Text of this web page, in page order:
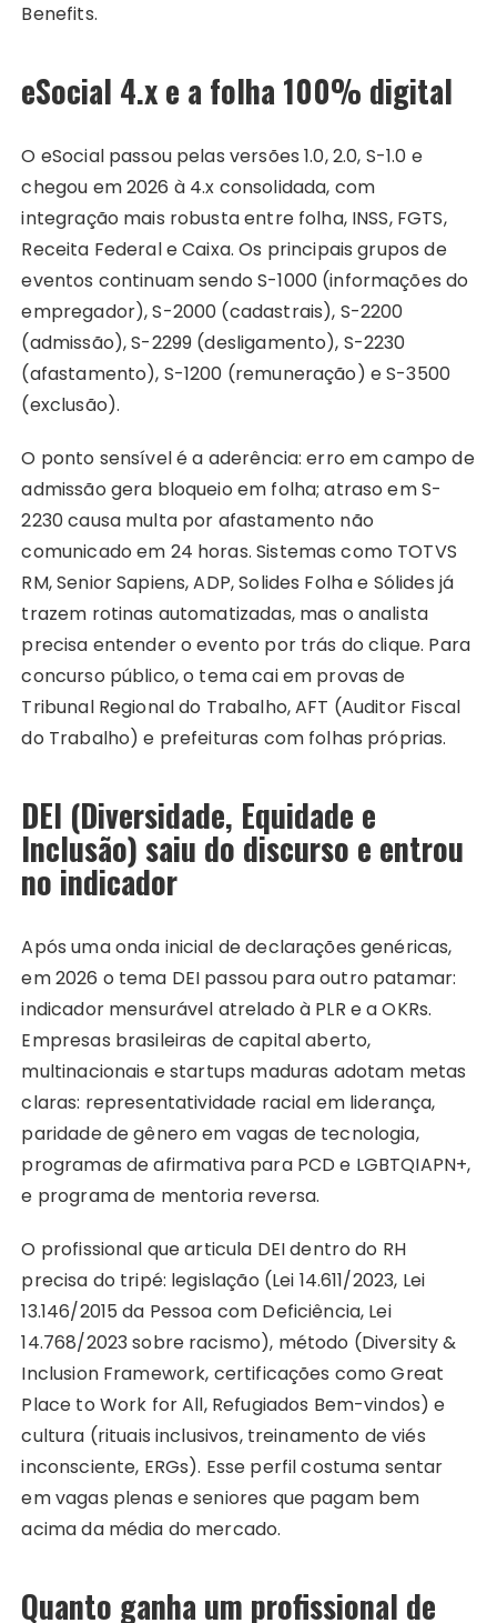
Benefits.
eSocial 4.x e a folha 100% digital
O eSocial passou pelas versões 1.0, 2.0, S-1.0 e
chegou em 2026 à 4.x consolidada, com
integração mais robusta entre folha, INSS, FGTS,
Receita Federal e Caixa. Os principais grupos de
eventos continuam sendo S-1000 (informações do
empregador), S-2000 (cadastrais), S-2200
(admissão), S-2299 (desligamento), S-2230
(afastamento), S-1200 (remuneração) e S-3500
(exclusão).
O ponto sensível é a aderência: erro em campo de
admissão gera bloqueio em folha; atraso em S-
2230 causa multa por afastamento não
comunicado em 24 horas. Sistemas como TOTVS
RM, Senior Sapiens, ADP, Solides Folha e Sólides já
trazem rotinas automatizadas, mas o analista
precisa entender o evento por trás do clique. Para
concurso público, o tema cai em provas de
Tribunal Regional do Trabalho, AFT (Auditor Fiscal
do Trabalho) e prefeituras com folhas próprias.
DEI (Diversidade, Equidade e
Inclusão) saiu do discurso e entrou
no indicador
Após uma onda inicial de declarações genéricas,
em 2026 o tema DEI passou para outro patamar:
indicador mensurável atrelado à PLR e a OKRs.
Empresas brasileiras de capital aberto,
multinacionais e startups maduras adotam metas
claras: representatividade racial em liderança,
paridade de gênero em vagas de tecnologia,
programas de afirmativa para PCD e LGBTQIAPN+,
e programa de mentoria reversa.
O profissional que articula DEI dentro do RH
precisa do tripé: legislação (Lei 14.611/2023, Lei
13.146/2015 da Pessoa com Deficiência, Lei
14.768/2023 sobre racismo), método (Diversity &
Inclusion Framework, certificações como Great
Place to Work for All, Refugiados Bem-vindos) e
cultura (rituais inclusivos, treinamento de viés
inconsciente, ERGs). Esse perfil costuma sentar
em vagas plenas e seniores que pagam bem
acima da média do mercado.
Quanto ganha um profissional de